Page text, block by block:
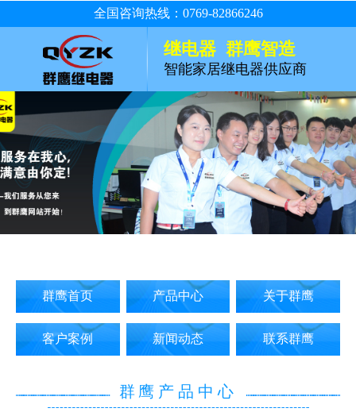
全国咨询热线：0769-82866246
继电器 群鹰智造
智能家居继电器供应商
群鹰首页 产品中心 关于群鹰
客户案例 新闻动态 联系群鹰
群鹰产品中心